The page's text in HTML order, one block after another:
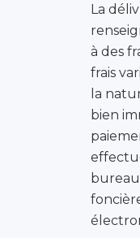
La
à des
frais
la
bien